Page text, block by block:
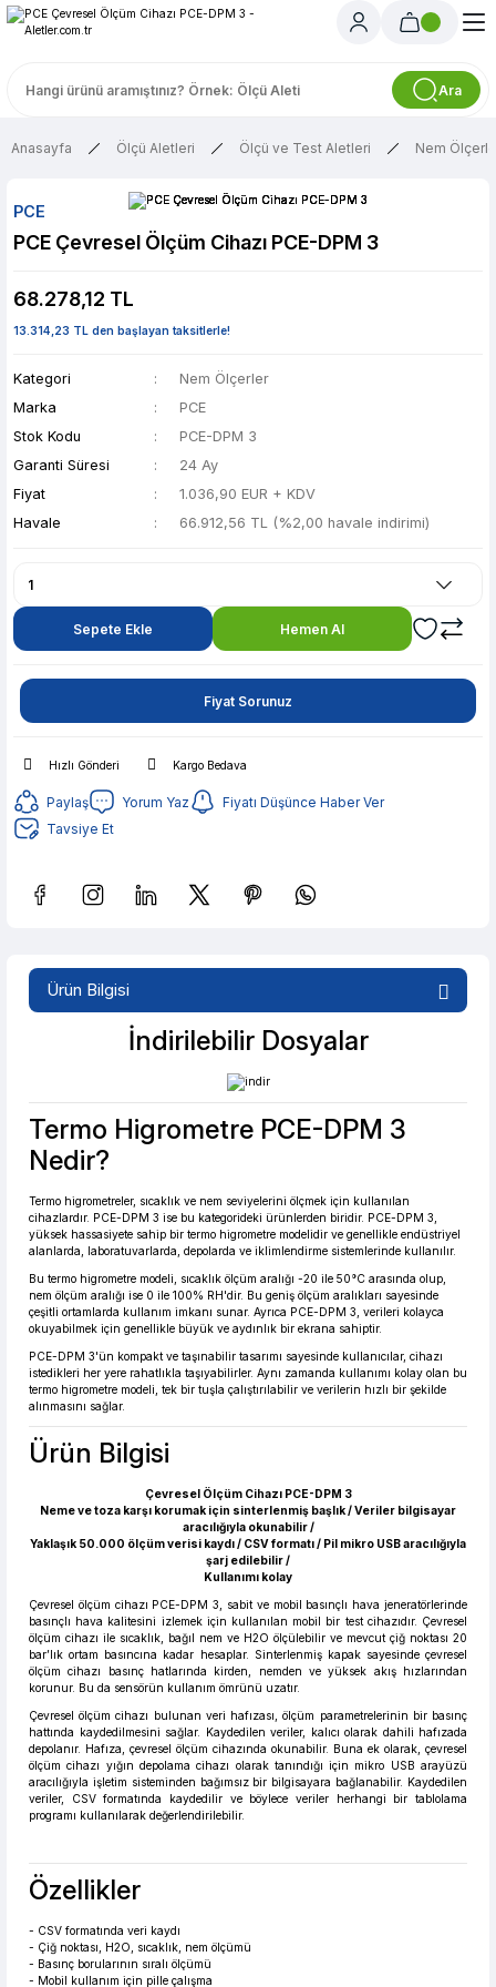
Ara
Anasayfa Ölçü Aletleri Ölçü ve Test Aletleri Nem
PCE
PCE Çevresel Ölçüm Cihazı PCE-DPM 3
68.278,12 TL
13.314,23 TL den başlayan taksitlerle!
Kategori
Nem Ölçerler
Marka
PCE
Stok Kodu
PCE-DPM 3
Garanti Süresi
24 Ay
Fiyat
1.036,90 EUR + KDV
Havale
66.912,56 TL (%2,00 havale indirimi)
Sepete Ekle Hemen Al
Fiyat Sorunuz
Hızlı Gönderi Kargo Bedava
Paylaş Yorum Yaz
Fiyatı Düşünce Haber Ver
Tavsiye Et
Güvenilir Alışveriş
13.314,23 TL den başlayan taksitlerle! x 9 %2 İndirim
Ürün Bilgisi
İndirilebilir Dosyalar
Termo Higrometre PCE-DPM 3
Nedir?
Termo higrometreler, sıcaklık ve nem seviyelerini ölçmek için kullanılan
cihazlardır. PCE-DPM 3 ise bu kategorideki ürünlerden biridir. PCE-DPM 3,
yüksek hassasiyete sahip bir termo higrometre modelidir ve genellikle endüstriyel
alanlarda, laboratuvarlarda, depolarda ve iklimlendirme sistemlerinde kullanılır.
Bu termo higrometre modeli, sıcaklık ölçüm aralığı -20 ile 50°C arasında olup,
nem ölçüm aralığı ise 0 ile 100% RH'dir. Bu geniş ölçüm aralıkları sayesinde
çeşitli ortamlarda kullanım imkanı sunar. Ayrıca PCE-DPM 3, verileri kolayca
okuyabilmek için genellikle büyük ve aydınlık bir ekrana sahiptir.
PCE-DPM 3'ün kompakt ve taşınabilir tasarımı sayesinde kullanıcılar, cihazı
istedikleri her yere rahatlıkla taşıyabilirler. Aynı zamanda kullanımı kolay olan bu
termo higrometre modeli, tek bir tuşla çalıştırılabilir ve verilerin hızlı bir şekilde
alınmasını sağlar.
Ürün Bilgisi
Çevresel Ölçüm Cihazı PCE-DPM 3
Neme ve toza karşı korumak için sinterlenmiş başlık / Veriler bilgisayar
aracılığıyla okunabilir /
Yaklaşık 50.000 ölçüm verisi kaydı / CSV formatı / Pil mikro USB aracılığıyla
şarj edilebilir /
Kullanımı kolay
Çevresel ölçüm cihazı PCE-DPM 3, sabit ve mobil basınçlı hava jeneratörlerinde
basınçlı hava kalitesini izlemek için kullanılan mobil bir test cihazıdır. Çevresel
ölçüm cihazı ile sıcaklık, bağıl nem ve H2O ölçülebilir ve mevcut çiğ noktası 20
bar’lık ortam basıncına kadar hesaplar. Sinterlenmiş kapak sayesinde çevresel
ölçüm cihazı basınç hatlarında kirden, nemden ve yüksek akış hızlarından
korunur. Bu da sensörün kullanım ömrünü uzatır.
Çevresel ölçüm cihazı bulunan veri hafızası, ölçüm parametrelerinin bir basınç
hattında kaydedilmesini sağlar. Kaydedilen veriler, kalıcı olarak dahili hafızada
depolanır. Hafıza, çevresel ölçüm cihazında okunabilir. Buna ek olarak, çevresel
ölçüm cihazı yığın depolama cihazı olarak tanındığı için mikro USB arayüzü
aracılığıyla işletim sisteminden bağımsız bir bilgisayara bağlanabilir. Kaydedilen
veriler, CSV formatında kaydedilir ve böylece veriler herhangi bir tablolama
programı kullanılarak değerlendirilebilir.
Özellikler
- CSV formatında veri kaydı
- Çiğ noktası, H2O, sıcaklık, nem ölçümü
- Basınç borularının sıralı ölçümü
- Mobil kullanım için pille çalışma